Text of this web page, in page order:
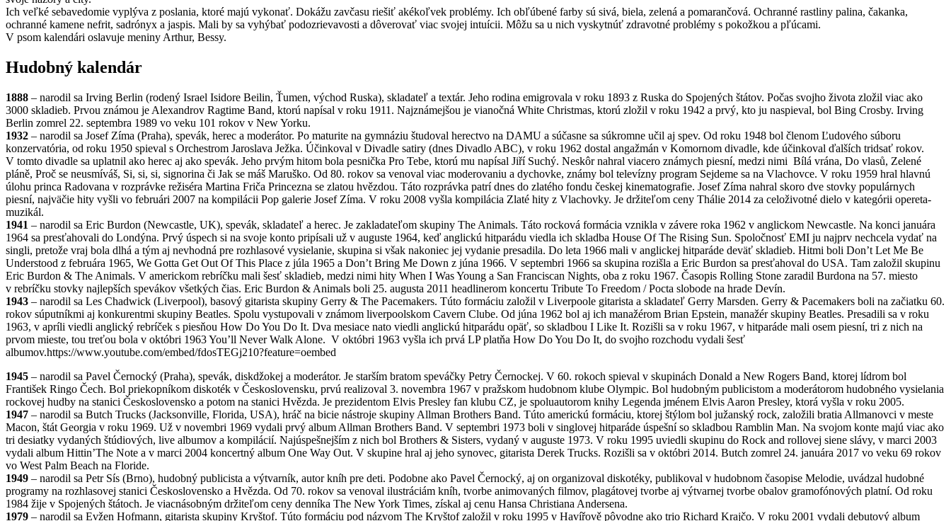
Ich veľké sebavedomie vyplýva z poslania, ktoré majú vykonať. Dokážu zavčasu riešiť akékoľvek problémy. Ich obľúbené farby sú sivá, biela, zelená a pomarančová. Ochranné rastliny palina, čakanka,
ochranné kamene nefrit, sadrónyx a jaspis. Mali by sa vyhýbať podozrievavosti a dôverovať viac svojej intuícii. Môžu sa u nich vyskytnúť zdravotné problémy s pokožkou a pľúcami.
V psom kalendári oslavuje meniny Arthur, Bessy.
Hudobný kalendár
1888 – narodil sa Irving Berlin (rodený Israel Isidore Beilin, Ťumen, východ Ruska), skladateľ a textár. Jeho rodina emigrovala v roku 1893 z Ruska do Spojených štátov. Počas svojho života zložil viac ako
3000 skladieb. Prvou známou je Alexandrov Ragtime Band, ktorú napísal v roku 1911. Najznámejšou je vianočná White Christmas, ktorú zložil v roku 1942 a prvý, kto ju naspieval, bol Bing Crosby. Irving
Berlin zomrel 22. septembra 1989 vo veku 101 rokov v New Yorku.
1932 – narodil sa Josef Zíma (Praha), spevák, herec a moderátor. Po maturite na gymnáziu študoval herectvo na DAMU a súčasne sa súkromne učil aj spev. Od roku 1948 bol členom Ľudového súboru
konzervatória, od roku 1950 spieval s Orchestrom Jaroslava Ježka. Účinkoval v Divadle satiry (dnes Divadlo ABC), v roku 1962 dostal angažmán v Komornom divadle, kde účinkoval ďalších tridsať rokov.
V tomto divadle sa uplatnil ako herec aj ako spevák. Jeho prvým hitom bola pesnička Pro Tebe, ktorú mu napísal Jiří Suchý. Neskôr nahral viacero známych piesní, medzi nimi Bílá vrána, Do vlasů, Zelené
pláně, Proč se neusmíváš, Si, si, si, signorina či Jak se máš Maruško. Od 80. rokov sa venoval viac moderovaniu a dychovke, známy bol televízny program Sejdeme sa na Vlachovce. V roku 1959 hral hlavnú
úlohu princa Radovana v rozprávke režiséra Martina Friča Princezna se zlatou hvězdou. Táto rozprávka patrí dnes do zlatého fondu českej kinematografie. Josef Zíma nahral skoro dve stovky populárnych
piesní, najväčie hity vyšli vo februári 2007 na kompilácii Pop galerie Josef Zíma. V roku 2008 vyšla kompilácia Zlaté hity z Vlachovky. Je držiteľom ceny Thálie 2014 za celoživotné dielo v kategórii opereta-
muzikál.
1941 – narodil sa Eric Burdon (Newcastle, UK), spevák, skladateľ a herec. Je zakladateľom skupiny The Animals. Táto rocková formácia vznikla v závere roka 1962 v anglickom Newcastle. Na konci januára
1964 sa presťahovali do Londýna. Prvý úspech si na svoje konto pripísali už v auguste 1964, keď anglickú hitparádu viedla ich skladba House Of The Rising Sun. Spoločnosť EMI ju najprv nechcela vydať na
singli, pretože vraj bola dlhá a tým aj nevhodná pre rozhlasové vysielanie, skupina si však nakoniec jej vydanie presadila. Do leta 1966 mali v anglickej hitparáde deväť skladieb. Hitmi boli Don’t Let Me Be
Understood z februára 1965, We Gotta Get Out Of This Place z júla 1965 a Don’t Bring Me Down z júna 1966. V septembri 1966 sa skupina rozišla a Eric Burdon sa presťahoval do USA. Tam založil skupinu
Eric Burdon & The Animals. V americkom rebríčku mali šesť skladieb, medzi nimi hity When I Was Young a San Franciscan Nights, oba z roku 1967. Časopis Rolling Stone zaradil Burdona na 57. miesto
v rebríčku stovky najlepších spevákov všetkých čias. Eric Burdon & Animals boli 25. augusta 2011 headlinerom koncertu Tribute To Freedom / Pocta slobode na hrade Devín.
1943 – narodil sa Les Chadwick (Liverpool), basový gitarista skupiny Gerry & The Pacemakers. Túto formáciu založil v Liverpoole gitarista a skladateľ Gerry Marsden. Gerry & Pacemakers boli na začiatku 60.
rokov súputníkmi aj konkurentmi skupiny Beatles. Spolu vystupovali v známom liverpoolskom Cavern Clube. Od júna 1962 bol aj ich manažérom Brian Epstein, manažér skupiny Beatles. Presadili sa v roku
1963, v apríli viedli anglický rebríček s piesňou How Do You Do It. Dva mesiace nato viedli anglickú hitparádu opäť, so skladbou I Like It. Rozišli sa v roku 1967, v hitparáde mali osem piesní, tri z nich na
prvom mieste, tou treťou bola v októbri 1963 You’ll Never Walk Alone. V októbri 1963 vyšla ich prvá LP platňa How Do You Do It, do svojho rozchodu vydali šesť
albumov.https://www.youtube.com/embed/fdosTEGj210?feature=oembed
1945 – narodil sa Pavel Černocký (Praha), spevák, diskdžokej a moderátor. Je starším bratom speváčky Petry Černockej. V 60. rokoch spieval v skupinách Donald a New Rogers Band, ktorej lídrom bol
František Ringo Čech. Bol priekopníkom diskoték v Československu, prvú realizoval 3. novembra 1967 v pražskom hudobnom klube Olympic. Bol hudobným publicistom a moderátorom hudobného vysielania
rockovej hudby na stanici Československo a potom na stanici Hvězda. Je prezidentom Elvis Presley fan klubu CZ, je spoluautorom knihy Legenda jménem Elvis Aaron Presley, ktorá vyšla v roku 2005.
1947 – narodil sa Butch Trucks (Jacksonville, Florida, USA), hráč na bicie nástroje skupiny Allman Brothers Band. Túto americkú formáciu, ktorej štýlom bol južanský rock, založili bratia Allmanovci v meste
Macon, štát Georgia v roku 1969. Už v novembri 1969 vydali prvý album Allman Brothers Band. V septembri 1973 boli v singlovej hitparáde úspešní so skladbou Ramblin Man. Na svojom konte majú viac ako
tri desiatky vydaných štúdiových, live albumov a kompilácií. Najúspešnejším z nich bol Brothers & Sisters, vydaný v auguste 1973. V roku 1995 uviedli skupinu do Rock and rollovej siene slávy, v marci 2003
vydali album Hittin’The Note a v marci 2004 koncertný album One Way Out. V skupine hral aj jeho synovec, gitarista Derek Trucks. Rozišli sa v októbri 2014. Butch zomrel 24. januára 2017 vo veku 69 rokov
vo West Palm Beach na Floride.
1949 – narodil sa Petr Sís (Brno), hudobný publicista a výtvarník, autor kníh pre deti. Podobne ako Pavel Černocký, aj on organizoval diskotéky, publikoval v hudobnom časopise Melodie, uvádzal hudobné
programy na rozhlasovej stanici Československo a Hvězda. Od 70. rokov sa venoval ilustráciám kníh, tvorbe animovaných filmov, plagátovej tvorbe aj výtvarnej tvorbe obalov gramofónových platní. Od roku
1984 žije v Spojených štátoch. Je viacnásobným držiteľom ceny denníka The New York Times, získal aj cenu Hansa Christiana Andersena.
1979 – narodil sa Evžen Hofmann, gitarista skupiny Kryštof. Túto formáciu pod názvom The Kryštof založil v roku 1995 v Havířově pôvodne ako trio Richard Krajčo. V roku 2001 vydali debutový album